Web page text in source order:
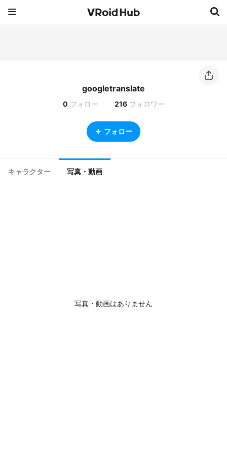
googletranslate
0 フォロー 216 フォロワー
フォロー
キャラクター 写真・動画
写真・動画はありません